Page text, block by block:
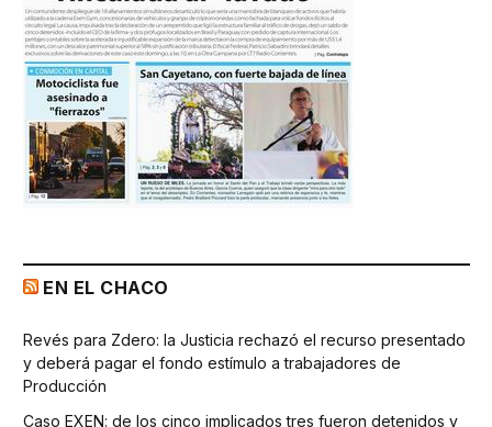
EN EL CHACO
Revés para Zdero: la Justicia rechazó el recurso presentado
y deberá pagar el fondo estímulo a trabajadores de
Producción
Caso EXEN: de los cinco implicados tres fueron detenidos y